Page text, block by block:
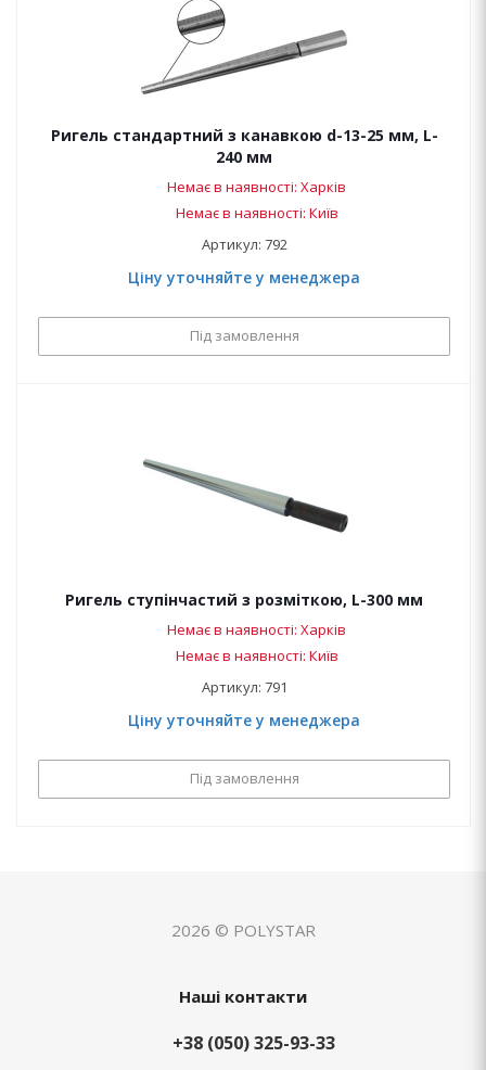
Ригель стандартний з канавкою d-13-25 мм, L-
240 мм
Немає в наявності: Харків
Немає в наявності: Київ
Артикул: 792
Ціну уточняйте у менеджера
Під замовлення
Ригель ступінчастий з розміткою, L-300 мм
Немає в наявності: Харків
Немає в наявності: Київ
Артикул: 791
Ціну уточняйте у менеджера
Під замовлення
2026 © POLYSTAR
Наші контакти
+38 (050) 325-93-33